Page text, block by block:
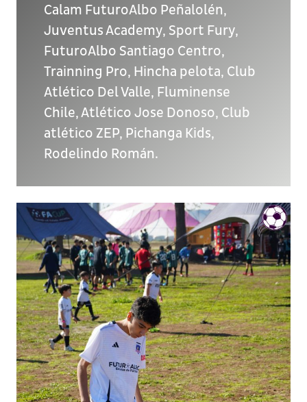
Calam FuturoAlbo Peñalolén,
Juventus Academy, Sport Fury,
FuturoAlbo Santiago Centro,
Trainning Pro, Hincha pelota, Club
Atlético Del Valle, Fluminense
Chile, Atlético Jose Donoso, Club
atlético ZEP, Pichanga Kids,
Rodelindo Román.